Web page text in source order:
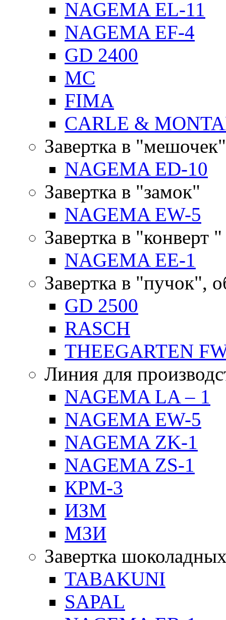
NAGEMA EL-11
NAGEMA EF-4
GD 2400
MC
FIMA
CARLE &
Завертка в "мешочек"
NAGEMA ED-10
Завертка в "замок"
NAGEMA EW-5
Завертка в "конверт "
NAGEMA EE-1
Завертка в "пучок",
GD 2500
RASCH
THEEGARTEN
Линия для
NAGEMA LA – 1
NAGEMA EW-5
NAGEMA ZK-1
NAGEMA ZS-1
КРМ-3
ИЗМ
МЗИ
Завертка
TABAKUNI
SAPAL